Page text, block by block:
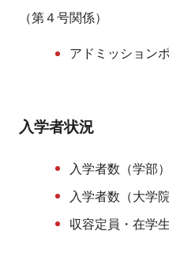
（第４号関係）
アドミッション
入学者状況
入学者数（学部）
入学者数（大学院
収容定員・在学